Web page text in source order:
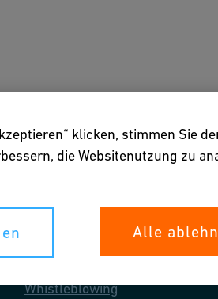
Downloads & Tools
Whistleblowing
klicken, stimmen Sie
die Websitenutzung zu
Alle